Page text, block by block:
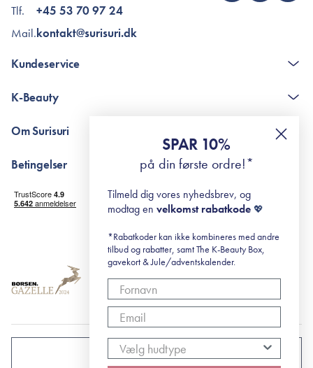
Tlf.
Mail.
+45 53 70 97 24
kontakt@surisuri.dk
Kundeservice
The K-Beauty Box - spørgsmål og svar
RE-ZIP
K-Beauty
Retinol for begyndere
surisuri's mini guide til rosacea
Om Surisuri
Black Friday
Betingelser
Levering og returnering
Handelsbetingelser
Abonnementsbetingelser
DANMARK
SPAR 10%
på din første ordre!*
Tilmeld dig vores nyhedsbrev, og
modtag en velkomst rabatkode 💖
*Rabatkoder kan ikke kombineres med andre
tilbud og rabatter, samt The K-Beauty Box,
gavekort & Jule/adventskalender.